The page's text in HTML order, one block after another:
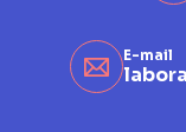
E-mail